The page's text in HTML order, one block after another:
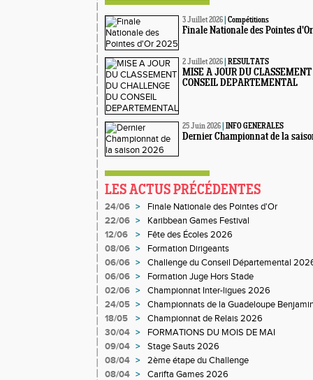
3 Juillet 2026 Compétitions
Finale Nationale des Pointes
2 Juillet 2026 RESULTATS
MISE A JOUR DU
CONSEIL DEPARTEMENTAL
25 Juin 2026 INFO GENERALES
Dernier Championnat de la
LES ACTUS PRÉCÉDENTES
24/06 >
Finale Nationale des Pointes d'Or
22/06 >
Karibbean Games Festival
12/06
>
Fête des Écoles 2026
08/06 >
Formation Dirigeants
06/06 >
Challenge du Conseil Départemental
06/06 >
Formation Juge Hors Stade
02/06 >
Championnat Inter-ligues 2026
24/05 >
Championnats de la Guadeloupe
18/05
>
Championnat de Relais 2026
30/04 >
FORMATIONS DU MOIS DE MAI
09/04 >
Stage Sauts 2026
08/04 >
2ème étape du Challenge
08/04 > Carifta Games 2026